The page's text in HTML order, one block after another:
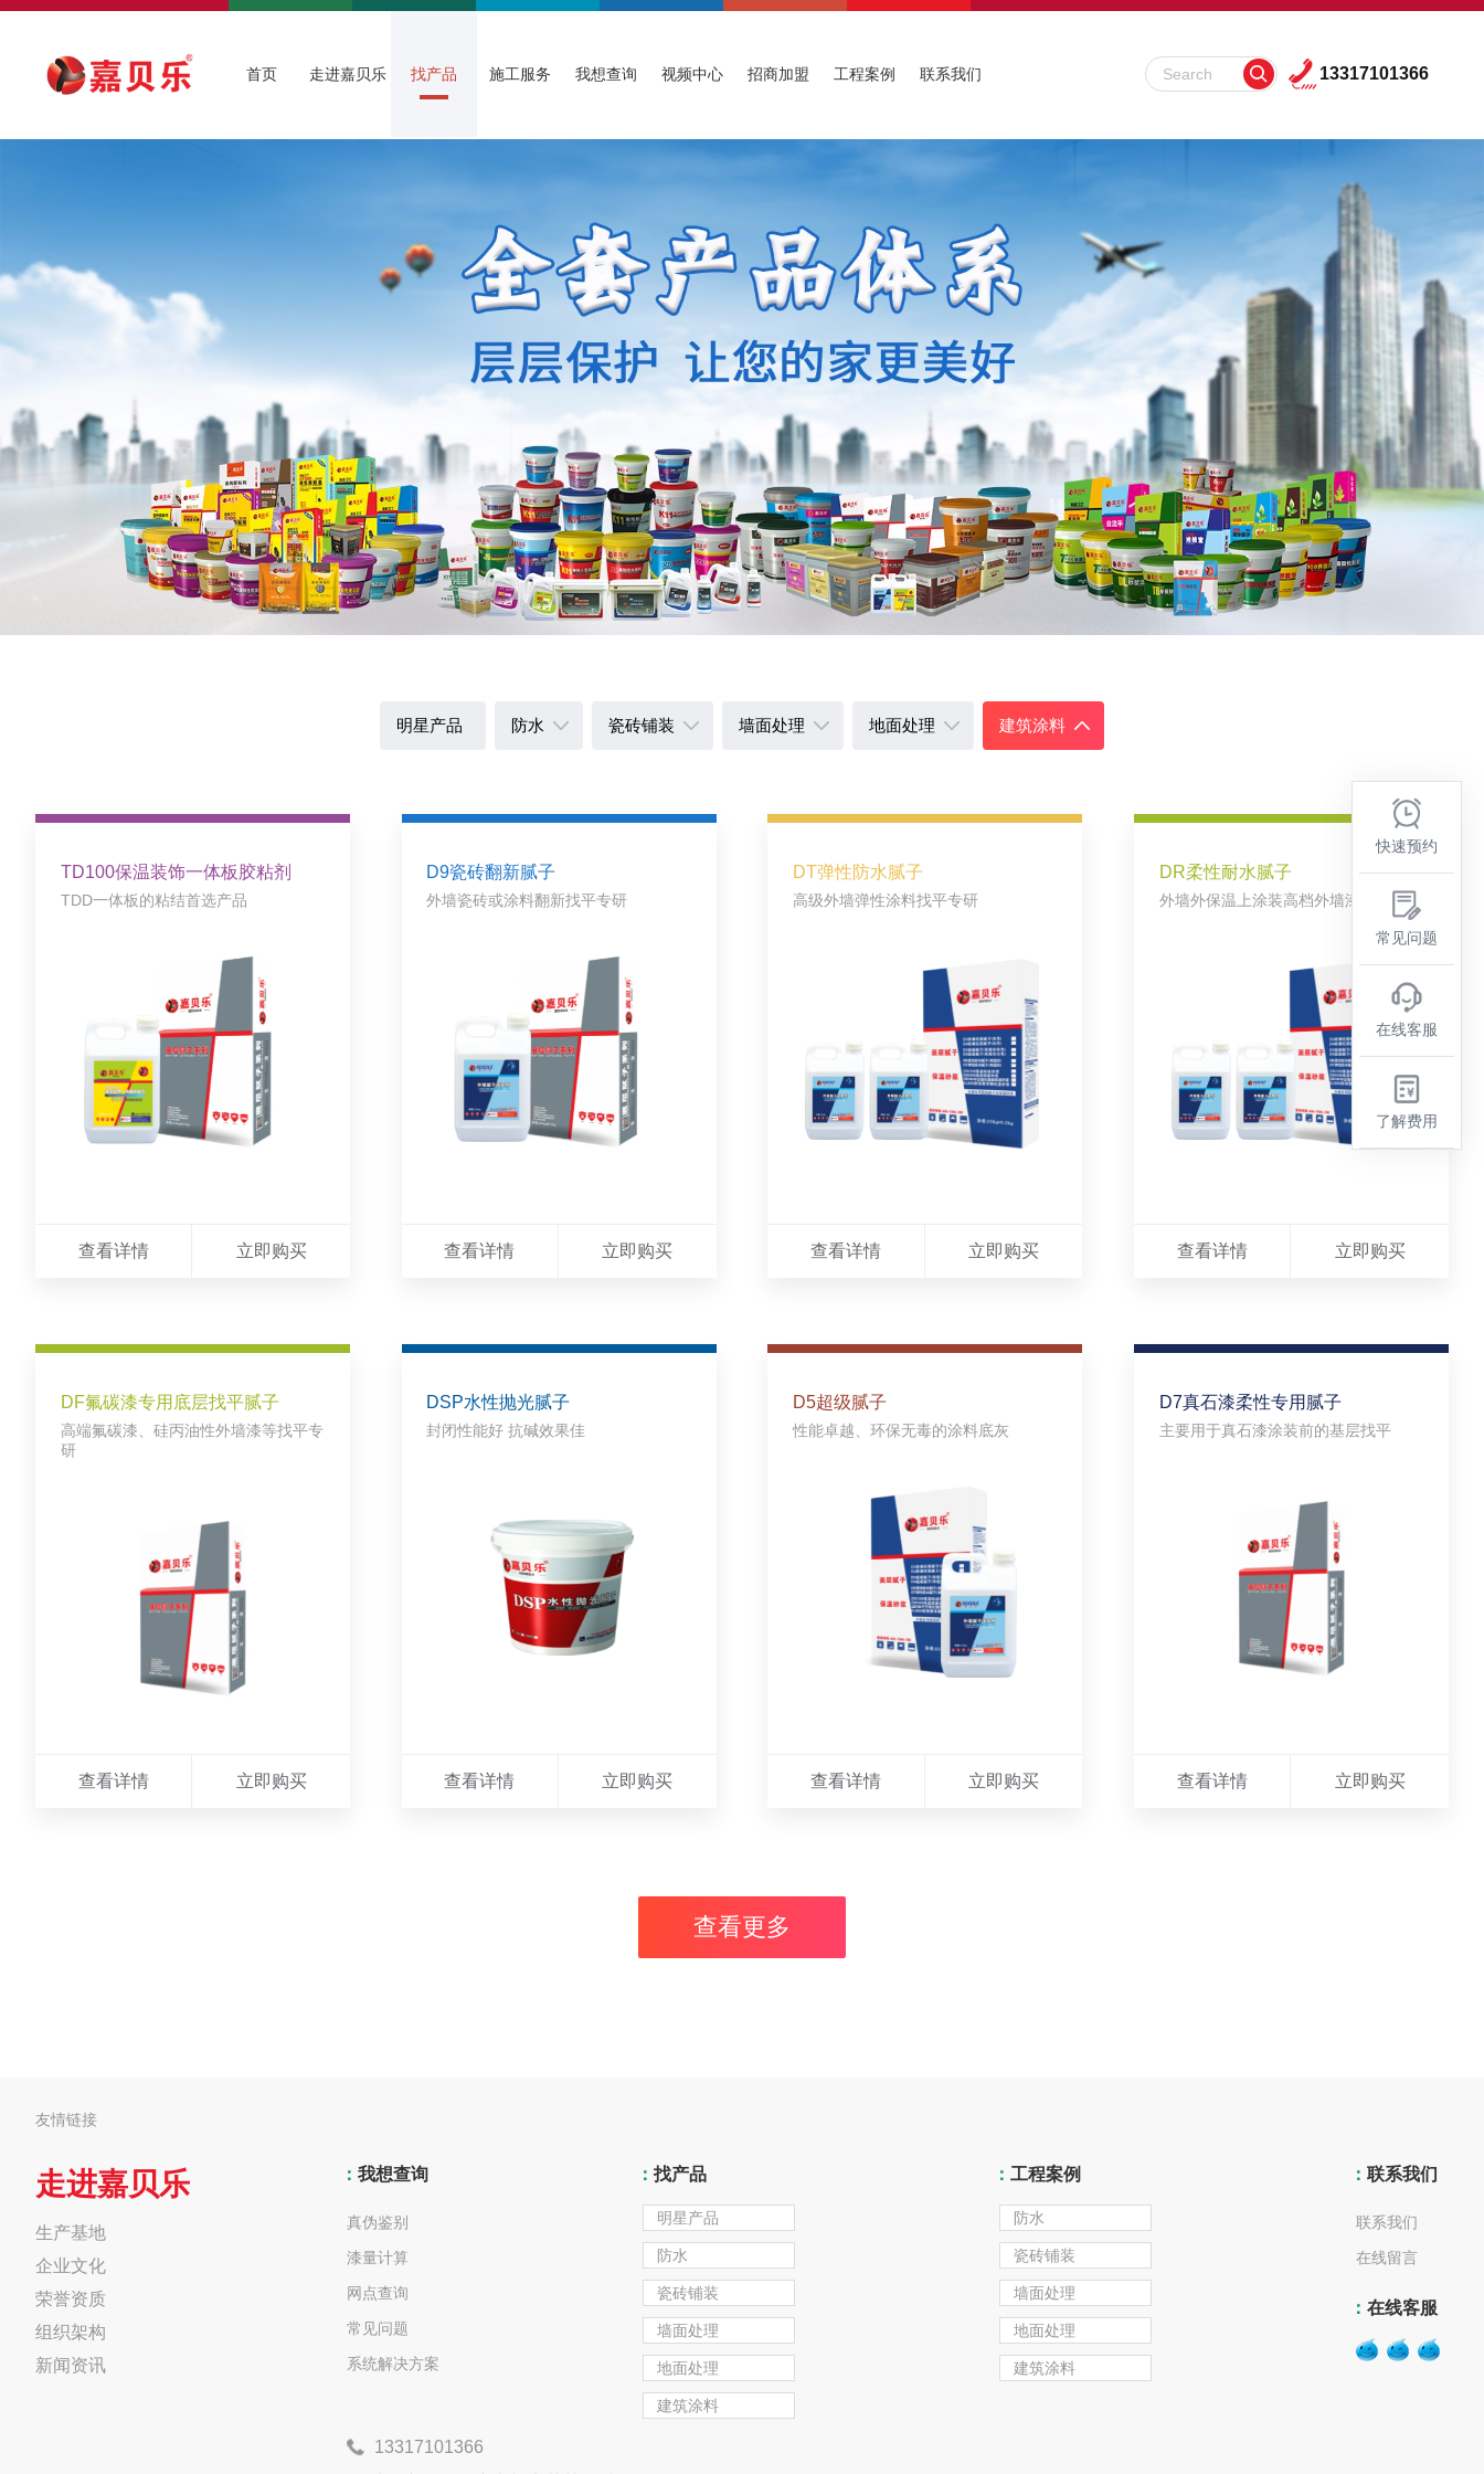
首页 走进嘉贝乐 找产品 施工服务 我想查询 视频中心 招商加盟 工程案例 联系我们 13317101366
明星产品 防水 瓷砖铺装 墙面处理 地面处理 建筑涂料
TD100保温装饰一体板胶粘剂
TDD一体板的粘结首选产品
查看详情 立即购买
D9瓷砖翻新腻子
外墙瓷砖或涂料翻新找平专研
查看详情 立即购买
DT弹性防水腻子
高级外墙弹性涂料找平专研
查看详情 立即购买
DR柔性耐水腻子
外墙外保温上涂装高档外墙漆找平专研
查看详情 立即购买
DF氟碳漆专用底层找平腻子
高端氟碳漆、硅丙油性外墙漆等找平专
研
查看详情 立即购买
DSP水性抛光腻子
封闭性能好 抗碱效果佳
查看详情 立即购买
D5超级腻子
性能卓越、环保无毒的涂料底灰
查看详情 立即购买
D7真石漆柔性专用腻子
主要用于真石漆涂装前的基层找平
查看详情 立即购买
查看更多
友情链接
走进嘉贝乐
生产基地
企业文化
荣誉资质
组织架构
新闻资讯
： 我想查询
真伪鉴别
漆量计算
网点查询
常见问题
系统解决方案
：找产品
明星产品
防水
瓷砖铺装
墙面处理
地面处理
建筑涂料
：工程案例
防水
瓷砖铺装
墙面处理
地面处理
建筑涂料
： 联系我们
联系我们
在线留言
： 在线客服
13317101366
快速预约
常见问题
在线客服
了解费用